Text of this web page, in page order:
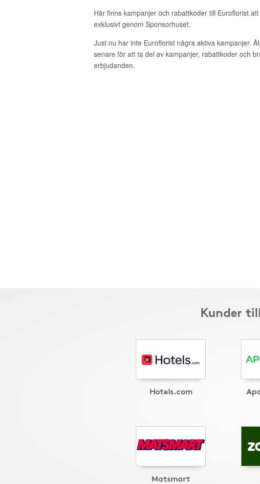
Här finns kampanjer och rabattkoder till Euroflorist
exklusivt genom Sponsorhuset.
Just nu har inte Euroflorist några aktiva kampanjer.
senare för att ta del av kampanjer, rabattkoder och
erbjudanden.
Kunder
Hotels.com
Matsmart